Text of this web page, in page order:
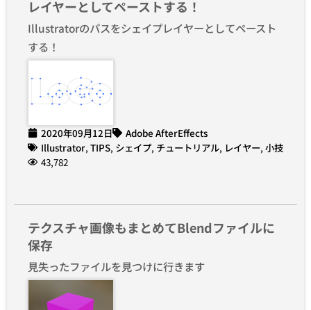
レイヤーとしてペーストする！
Illustratorのパスをシェイプレイヤーとしてペースト
する！
2020年09月12日
Adobe AfterEffects
Illustrator, TIPS, シェイプ, チュートリアル, レイヤー, 小技
43,782
テクスチャ画像もまとめてBlendファイルに
保存
見失ったファイルを見つけに行きます